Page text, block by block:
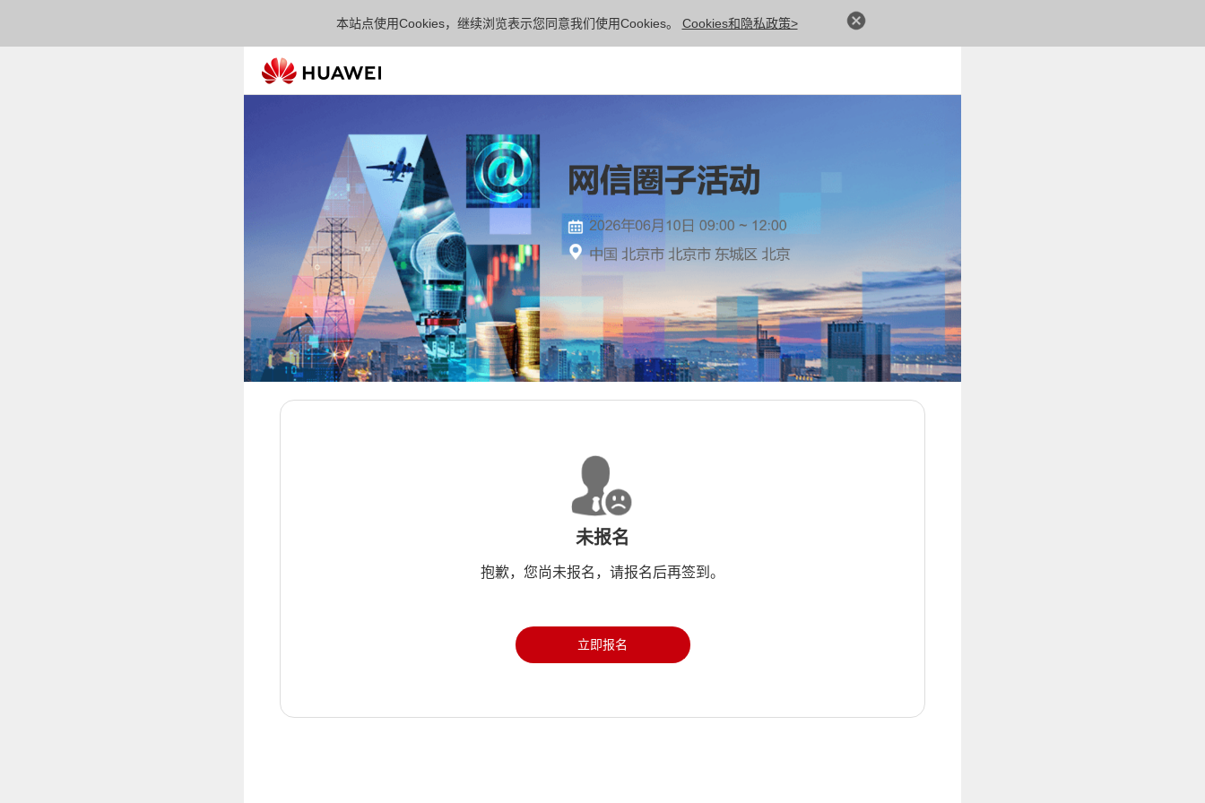
本站点使用Cookies，继续浏览表示您同意我们使用Cookies。 Cookies和隐私政策>
未报名
抱歉，您尚未报名，请报名后再签到。
立即报名